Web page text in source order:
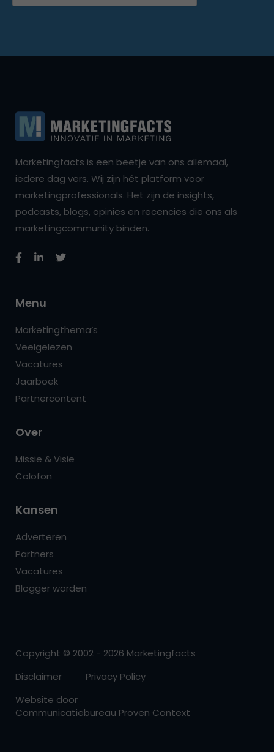
Marketingfacts is een beetje van ons allemaal,
iedere dag vers. Wij zijn hét platform voor
marketingprofessionals. Het zijn de insights,
podcasts, blogs, opinies en recencies die ons als
marketingcommunity binden.
Menu
Marketingthema’s
Veelgelezen
Vacatures
Jaarboek
Partnercontent
Over
Missie & Visie
Colofon
Kansen
Adverteren
Partners
Vacatures
Blogger worden
Copyright © 2002 - 2026 Marketingfacts
Disclaimer
Privacy Policy
Website door
Communicatiebureau Proven Context